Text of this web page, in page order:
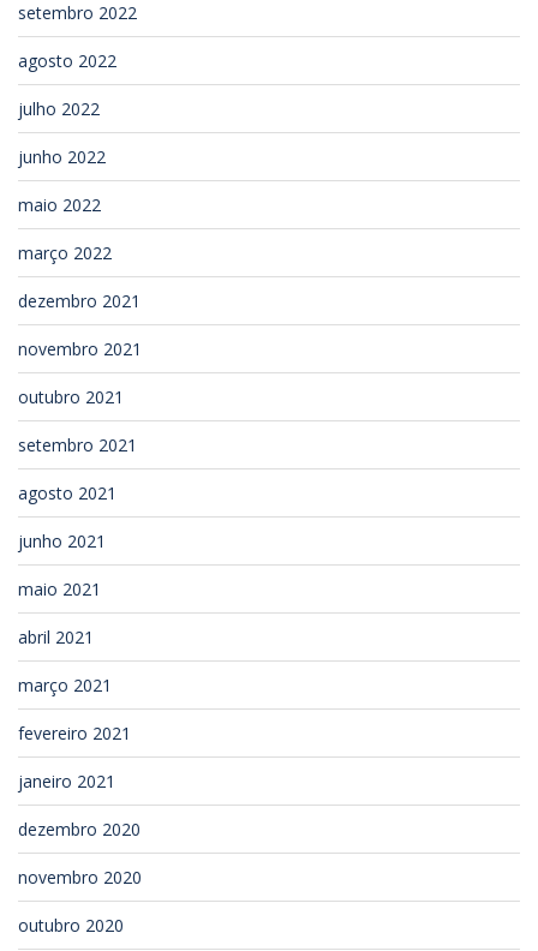
setembro 2022
agosto 2022
julho 2022
junho 2022
maio 2022
março 2022
dezembro 2021
novembro 2021
outubro 2021
setembro 2021
agosto 2021
junho 2021
maio 2021
abril 2021
março 2021
fevereiro 2021
janeiro 2021
dezembro 2020
novembro 2020
outubro 2020